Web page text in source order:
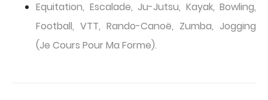
Equitation, Escalade, Ju-Jutsu, Kayak, Bowling,
Football, VTT, Rando-Canoë, Zumba, Jogging
(Je Cours Pour Ma Forme).